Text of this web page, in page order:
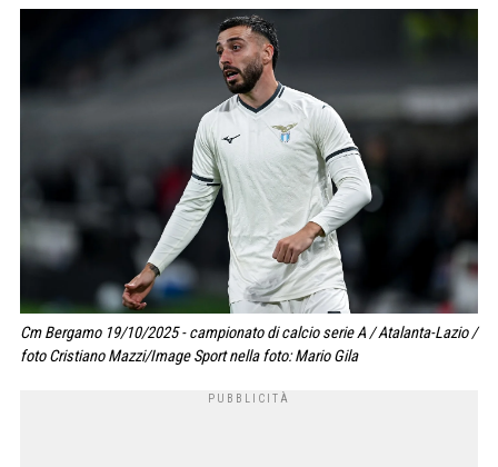
Cm Bergamo 19/10/2025 - campionato di calcio serie A / Atalanta-Lazio /
foto Cristiano Mazzi/Image Sport nella foto: Mario Gila